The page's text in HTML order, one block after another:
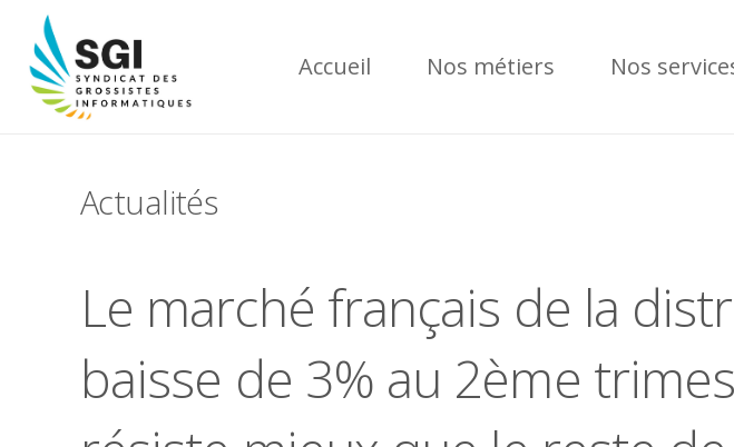
Accueil Nos métiers Nos
Actualités
Le marché français de la
baisse de 3% au 2ème